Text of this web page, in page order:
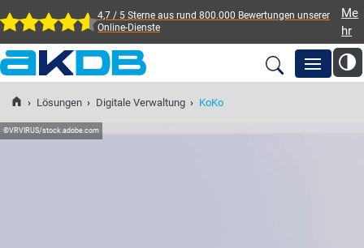
4,7 / 5 Sterne aus rund 800.000 Bewertungen unserer
Online-Dienste
Me
hr
AKDB Anstalt für
Kommunale
Datenverarbeitung in
Bayern
Newsroom
› Lösungen › Digitale Verwaltung › KoKo
©VRVIRUS/stock.adobe.com